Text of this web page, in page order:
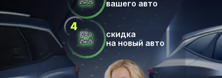
вашего авто
скидка
на новый авто